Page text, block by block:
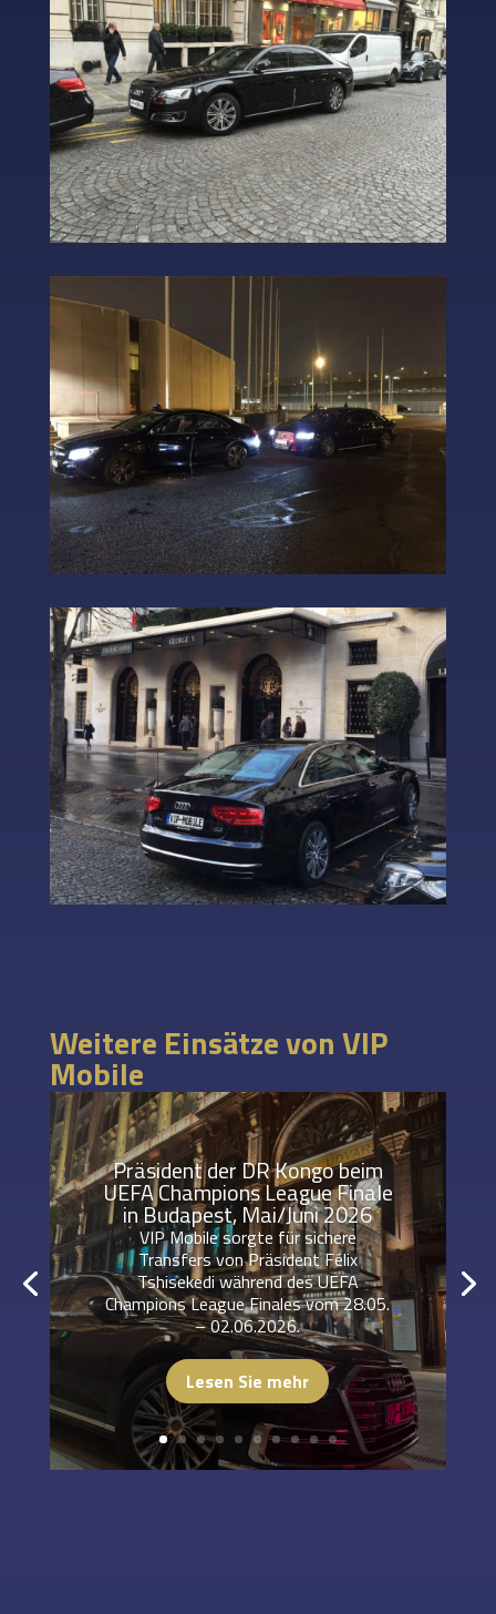
Weitere Einsätze von VIP
Mobile
Präsident der DR Kongo beim
UEFA Champions League Finale
in Budapest, Mai/Juni 2026
VIP Mobile sorgte für sichere
Transfers von Präsident Félix
Tshisekedi während des UEFA
Champions League Finales vom 28.05.
– 02.06.2026.
Lesen Sie mehr